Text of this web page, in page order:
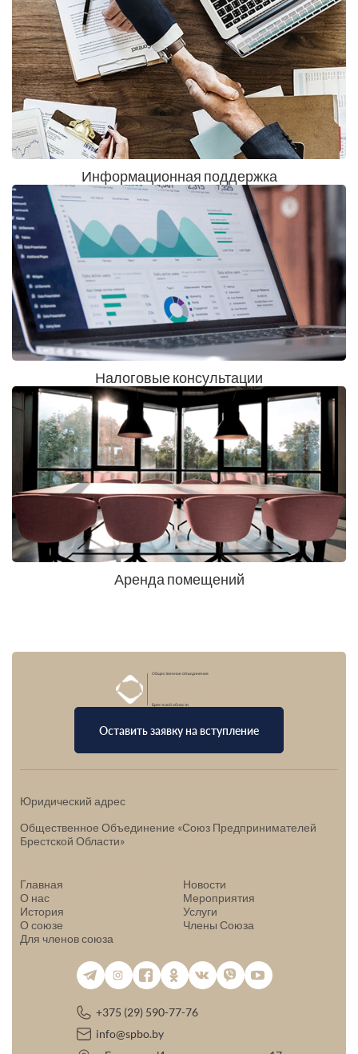
Информационная поддержка
Налоговые консультации
Аренда помещений
Общественное объединение
Брестской области
Оставить заявку на вступление
Юридический адрес
Общественное Объединение «Союз Предпринимателей
Брестской Области»
Главная
Новости
О нас
Мероприятия
История
Услуги
О союзе
Члены Союза
Для членов союза
+375 (29) 590-77-76
info@spbo.by